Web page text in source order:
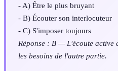
- A) Être le plus bruyant
- B) Écouter son interlocuteur
- C) S'imposer toujours
Réponse : B — L'écoute active
les besoins de l'autre partie.